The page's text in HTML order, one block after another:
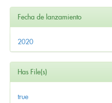
Fecha de lanzamiento
2020
Has File(s)
true